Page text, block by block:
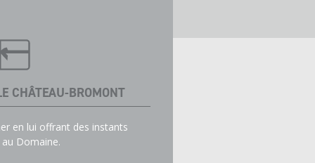
CHÂTEAU-BROMONT
en lui offrant des instants
Domaine.